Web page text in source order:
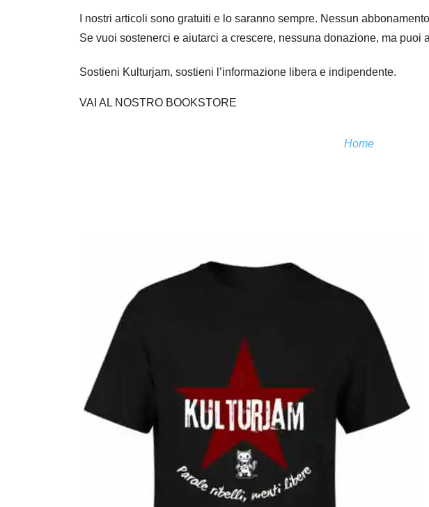
I nostri articoli sono gratuiti e lo saranno sempre. Nessun
Se vuoi sostenerci e aiutarci a crescere, nessuna donazione, ma puoi
Sostieni Kulturjam, sostieni l’informazione libera e indipendente.
VAI AL NOSTRO BOOKSTORE
Home